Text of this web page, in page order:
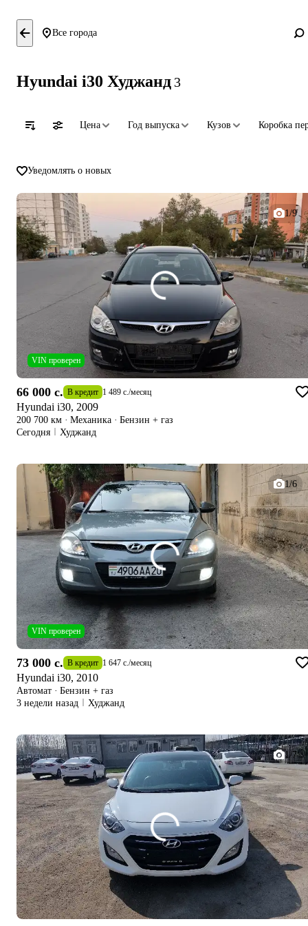
Все города
Hyundai i30 Худжанд 3
Цена Год выпуска Кузов Коробка
Уведомлять о новых
1/9
VIN проверен
66 000 c. В кредит 1 489 c. /месяц
Hyundai i30, 2009
200 700 км · Механика · Бензин + газ
Сегодня
Худжанд
1/6
VIN проверен
73 000 c. В кредит 1 647 c. /месяц
Hyundai i30, 2010
Автомат · Бензин + газ
3 недели назад
Худжанд
1/7